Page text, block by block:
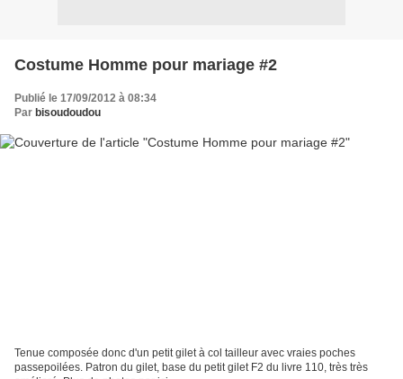
Costume Homme pour mariage #2
Publié le 17/09/2012 à 08:34
Par bisoudoudou
Tenue composée donc d'un petit gilet à col tailleur avec vraies poches
passepoilées. Patron du gilet, base du petit gilet F2 du livre 110, très très